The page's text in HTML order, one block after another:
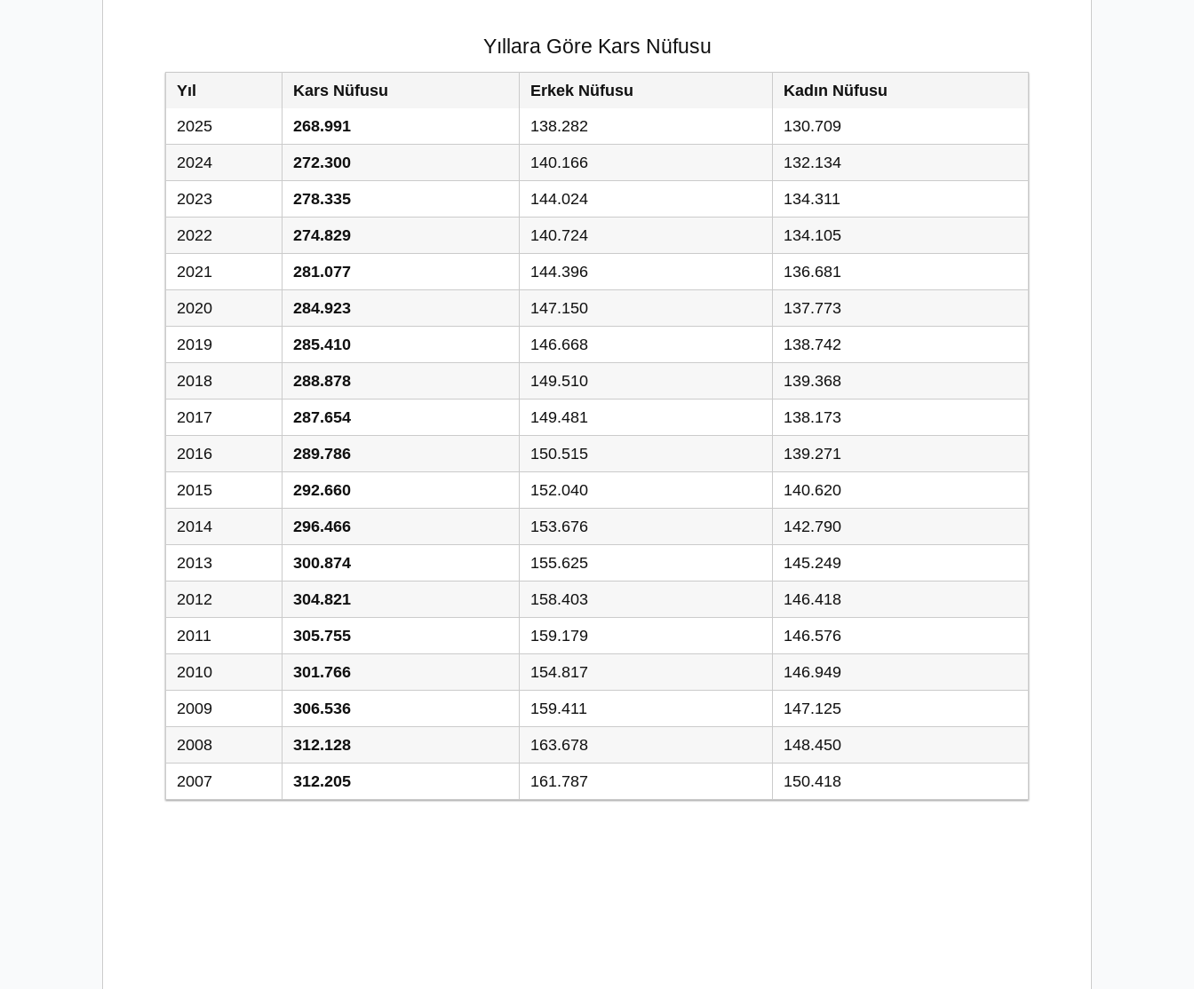
Yıllara Göre Kars Nüfusu
Yıl Kars Nüfusu Erkek Nüfusu
Kadın Nüfusu
2025
268.991 138.282 130.709
2024 272.300 140.166 132.134
2023 278.335 144.024 134.311
2022 274.829 140.724 134.105
2021 281.077 144.396 136.681
2020 284.923 147.150 137.773
2019 285.410 146.668 138.742
2018 288.878 149.510 139.368
2017 287.654 149.481 138.173
2016 289.786 150.515 139.271
2015 292.660 152.040 140.620
2014 296.466 153.676 142.790
2013 300.874 155.625 145.249
2012 304.821 158.403 146.418
2011 305.755 159.179 146.576
2010 301.766 154.817 146.949
2009 306.536 159.411 147.125
2008 312.128 163.678 148.450
2007 312.205 161.787 150.418